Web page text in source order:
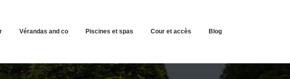
Vérandas and co Piscines et spas Cour et accès Blog